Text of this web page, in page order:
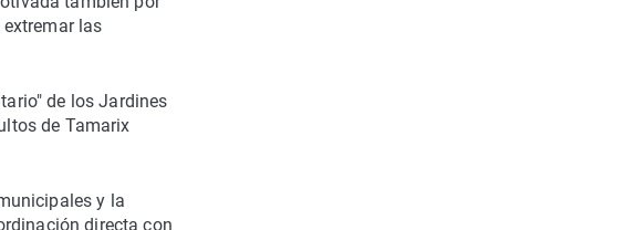
las
de los Jardines
de Tamarix
y la
directa con